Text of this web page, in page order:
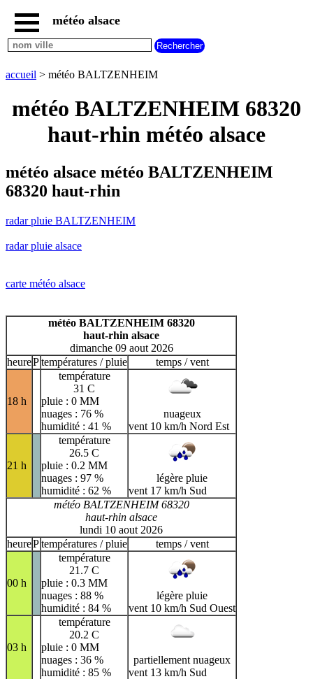
accueil
radar
BALTZENHEIM
météo
alsace
carte
météo
météo
H
I J K L M
N
T
U
V
W X Y Z
météo alsace
accueil > météo BALTZENHEIM
météo BALTZENHEIM 68320
haut-rhin météo alsace
météo alsace météo BALTZENHEIM
68320 haut-rhin
radar pluie BALTZENHEIM
radar pluie alsace
carte météo alsace
météo BALTZENHEIM 68320
haut-rhin alsace
dimanche 09 aout 2026
heurePtempératures / pluie temps / vent
18 h
température
31 C
pluie : 0 MM
nuages : 76 %
humidité : 41 %
nuageux
vent 10 km/h Nord Est
21 h
température
26.5 C
pluie : 0.2 MM
nuages : 97 %
humidité : 62 %
légère pluie
vent 17 km/h Sud
météo BALTZENHEIM 68320
haut-rhin alsace
lundi 10 aout 2026
heurePtempératures / pluie temps / vent
00 h
température
21.7 C
pluie : 0.3 MM
nuages : 88 %
humidité : 84 %
légère pluie
vent 10 km/h Sud Ouest
03 h
température
20.2 C
pluie : 0 MM
nuages : 36 %
humidité : 85 %
partiellement nuageux
vent 13 km/h Sud